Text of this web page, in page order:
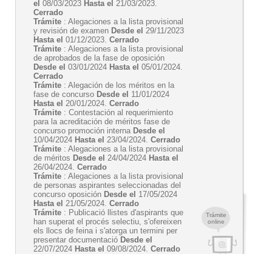
Trámite
online
el 08/03/2023 Hasta el 21/03/2023.
Cerrado
Trámite : Alegaciones a la lista provisional
y revisión de examen Desde el 29/11/2023
Hasta el 01/12/2023. Cerrado
Trámite : Alegaciones a la lista provisional
de aprobados de la fase de oposición
Desde el 03/01/2024 Hasta el 05/01/2024.
Cerrado
Trámite : Alegación de los méritos en la
fase de concurso Desde el 11/01/2024
Hasta el 20/01/2024. Cerrado
Trámite : Contestación al requerimiento
para la acreditación de méritos fase de
concurso promoción interna Desde el
10/04/2024 Hasta el 23/04/2024. Cerrado
Trámite : Alegaciones a la lista provisional
de méritos Desde el 24/04/2024 Hasta el
26/04/2024. Cerrado
Trámite : Alegaciones a la lista provisional
de personas aspirantes seleccionadas del
concurso oposición Desde el 17/05/2024
Hasta el 21/05/2024. Cerrado
Trámite : Publicació llistes d'aspirants que
han superat el procés selectiu, s'ofereixen
els llocs de feina i s'atorga un termini per
presentar documentació Desde el
22/07/2024 Hasta el 09/08/2024. Cerrado